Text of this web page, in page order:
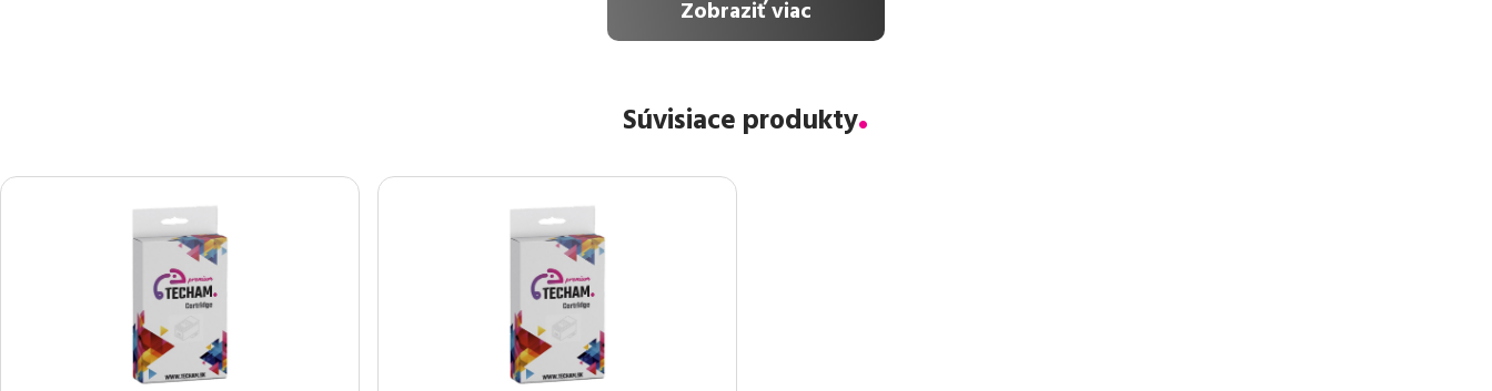
Zobraziť viac
Súvisiace produkty